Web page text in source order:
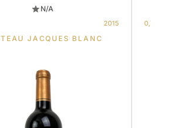
N/A
2015
JACQUES BLANC
0,75